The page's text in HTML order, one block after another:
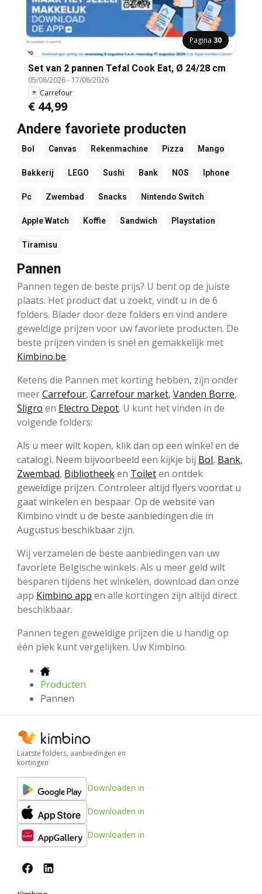
Pagina 30
Set van 2 pannen Tefal Cook Eat, Ø 24/28 cm
05/08/2026- 17/08/2026
Carrefour
€ 44,99
Andere favoriete producten
Bol Canvas Rekenmachine Pizza Mango
Bakkerij LEGO Sushi Bank NOS Iphone
Pc Zwembad Snacks Nintendo Switch
Apple Watch Koffie Sandwich Playstation
Tiramisu
Pannen
Pannen tegen de beste prijs? U bent op de juiste
plaats. Het product dat u zoekt, vindt u in de 6
folders. Blader door deze folders en vind andere
geweldige prijzen voor uw favoriete producten. De
beste prijzen vinden is snel en gemakkelijk met
Kimbino.be.
Ketens die Pannen met korting hebben, zijn onder
meerCarrefour, Carrefour market, Vanden Borre,
Sligro en Electro Depot. U kunt het vinden in de
volgende folders:
Als u meer wilt kopen, klik dan op een winkel en de
catalogi. Neem bijvoorbeeld een kijkje bij Bol, Bank,
Zwembad, Bibliotheeken Toileten ontdek
geweldige prijzen. Controleer altijd flyers voordat u
gaat winkelen en bespaar. Op de website van
Kimbino vindt u de beste aanbiedingen die in
Augustus beschikbaar zijn.
Wij verzamelen de beste aanbiedingen van uw
favoriete Belgische winkels. Als u meer geld wilt
besparen tijdens het winkelen, download dan onze
app Kimbino app en alle kortingen zijn altijd direct
beschikbaar.
Pannen tegen geweldige prijzen die u handig op
één plek kunt vergelijken. Uw Kimbino.
Producten
Pannen
Laatste folders, aanbiedingen en
kortingen
Downloaden in
Downloaden in
Downloaden in